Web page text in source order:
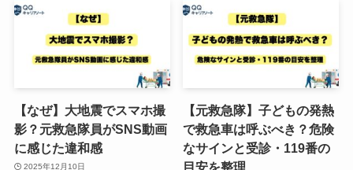
【なぜ】大地震でスマホ撮
影？元救急隊員がSNS動画
に感じた違和感
2025年12月10日
【元救急隊】子どもの発熱
で救急車は呼ぶべき？危険
なサインと受診・119番の
目安を整理